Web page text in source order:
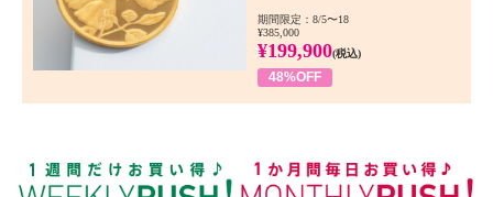
期間限定：8/5〜18
¥385,000
¥199,900(税込)
48%OFF